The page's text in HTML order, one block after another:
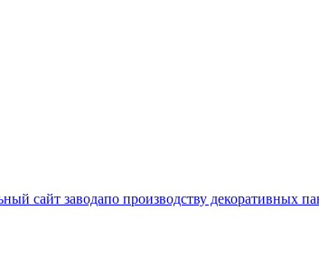
сайт заводапо производству декоративных